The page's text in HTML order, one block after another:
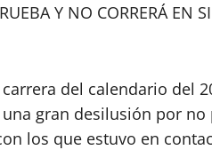
Y NO CORRERÁ EN
del calendario del
gran desilusión por
los que estuvo en